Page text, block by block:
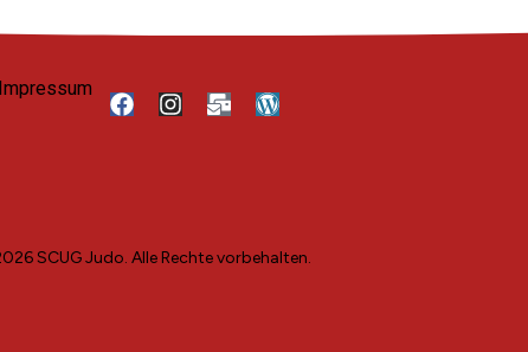
Impressum
SCUG Judo. Alle Rechte vorbehalten.